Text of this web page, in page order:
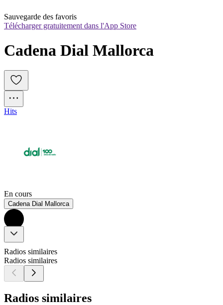
Sauvegarde des favoris
Télécharger gratuitement dans l'App Store
Cadena Dial Mallorca
Hits
En cours
Cadena Dial Mallorca
Radios similaires
Radios similaires
Radios similaires